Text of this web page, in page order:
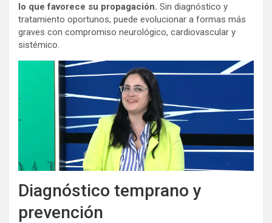
lo que favorece su propagación. Sin diagnóstico y
tratamiento oportunos, puede evolucionar a formas más
graves con compromiso neurológico, cardiovascular y
sistémico.
Diagnóstico temprano y
prevención